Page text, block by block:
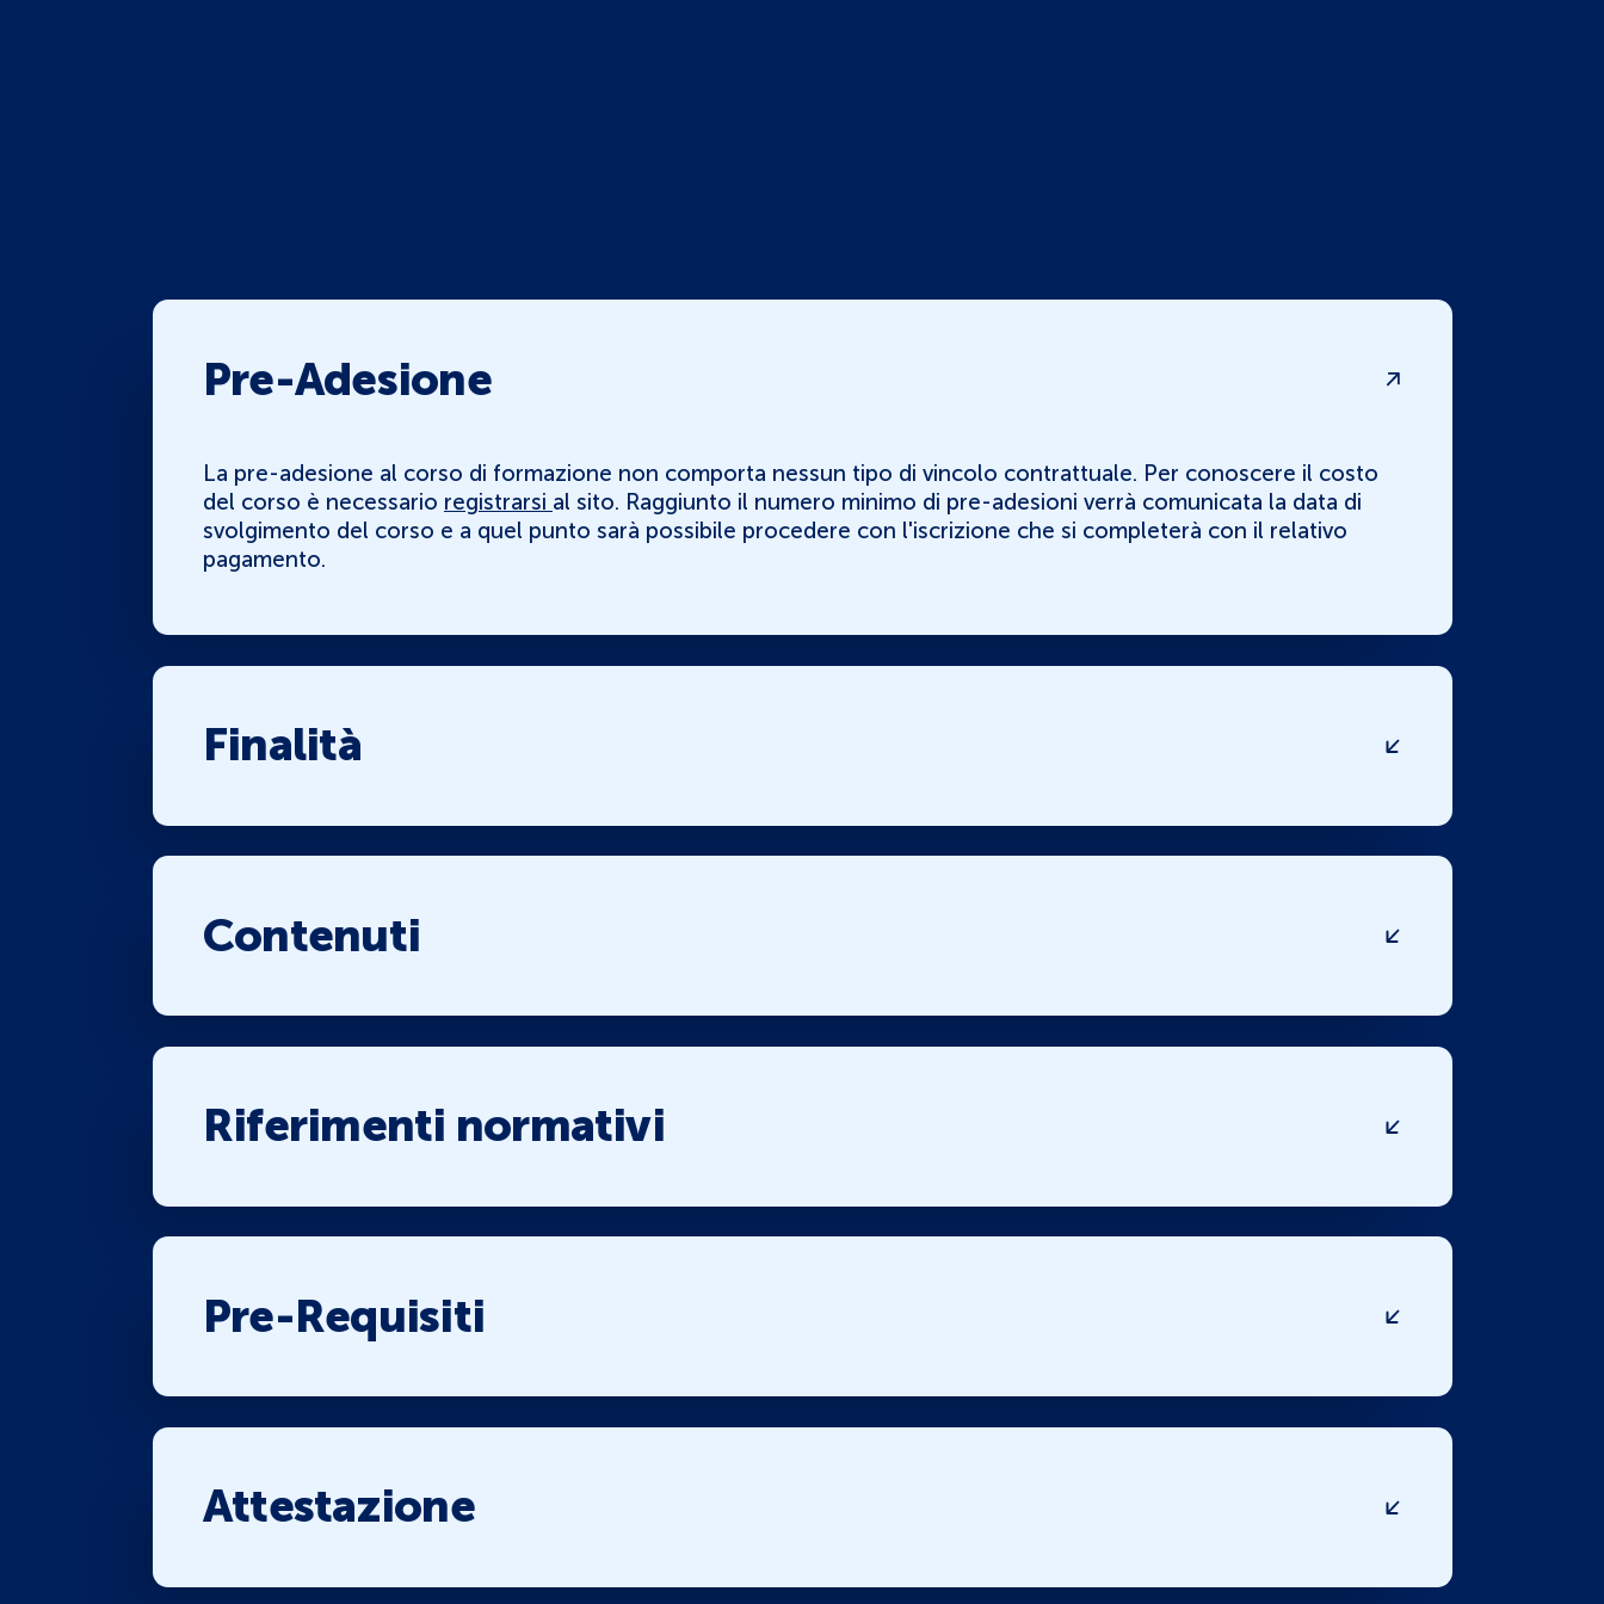
Pre-Adesione
La pre-adesione al corso di formazione non comporta nessun tipo di vincolo contrattuale. Per conoscere il costo
del corso è necessario registrarsi al sito. Raggiunto il numero minimo di pre-adesioni verrà comunicata la data di
svolgimento del corso e a quel punto sarà possibile procedere con l'iscrizione che si completerà con il relativo
pagamento.
Finalità
Contenuti
Riferimenti normativi
Pre-Requisiti
Attestazione